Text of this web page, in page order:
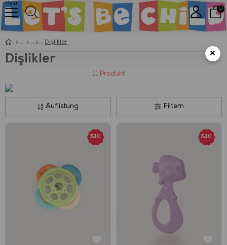
Menu
0
Dişlikler
Dişlikler
11 Produkt
Filtern
Auflistung
%10 %10
×